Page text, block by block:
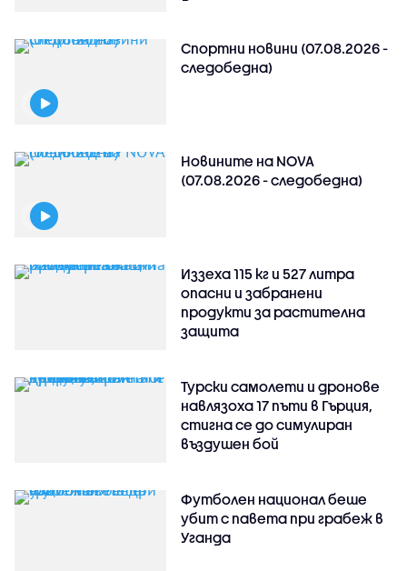
Спортни новини (07.08.2026 -
следобедна)
Новините на NOVA
(07.08.2026 - следобедна)
Иззеха 115 кг и 527 литра
опасни и забранени
продукти за растителна
защита
Турски самолети и дронове
навлязоха 17 пъти в Гърция,
стигна се до симулиран
въздушен бой
Футболен национал беше
убит с павета при грабеж в
Уганда